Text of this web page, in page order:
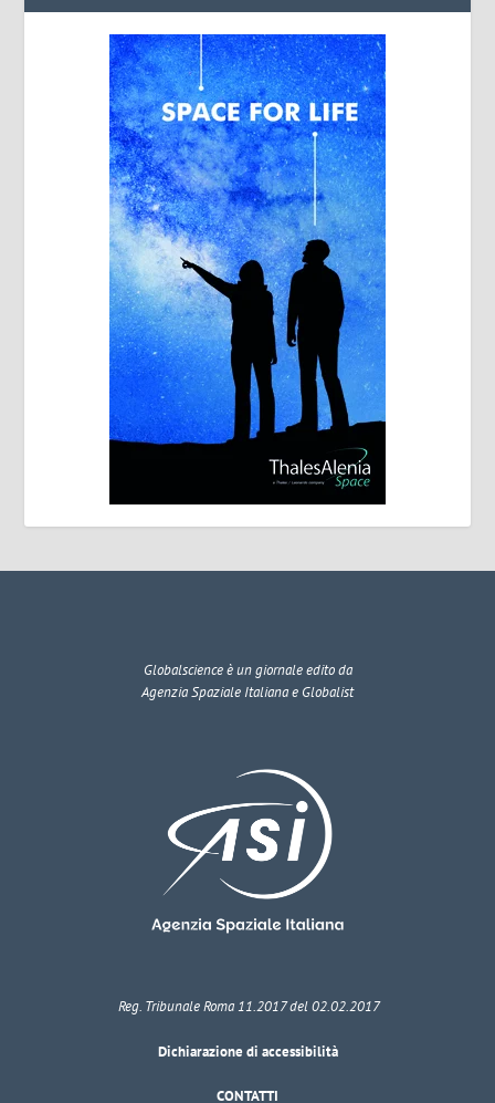
Globalscienceè un giornale edito da
Agenzia Spaziale Italiana e Globalist
Reg. Tribunale Roma 11.2017 del 02.02.2017
Dichiarazione di accessibilità
CONTATTI